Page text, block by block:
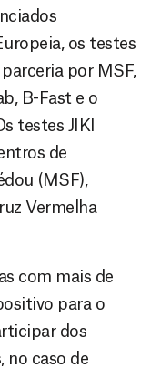
os testes
por MSF,
B-Fast e o
testes JIKI
de
(MSF),
Vermelha
com mais de
para o
dos
no caso de